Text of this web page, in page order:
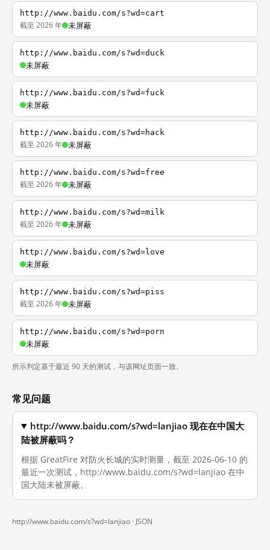
http://www.baidu.com/s?wd=cart
截至 2026 年 未屏蔽
http://www.baidu.com/s?wd=duck
未屏蔽
http://www.baidu.com/s?wd=fuck
未屏蔽
http://www.baidu.com/s?wd=hack
截至 2026 年 未屏蔽
http://www.baidu.com/s?wd=free
截至 2026 年 未屏蔽
http://www.baidu.com/s?wd=milk
截至 2026 年 未屏蔽
http://www.baidu.com/s?wd=love
未屏蔽
http://www.baidu.com/s?wd=piss
截至 2026 年 未屏蔽
http://www.baidu.com/s?wd=porn
未屏蔽
所示判定基于最近 90 天的测试，与该网址页面一致。
常见问题
http://www.baidu.com/s?wd=lanjiao 现在在中国大
陆被屏蔽吗？
根据 GreatFire 对防火长城的实时测量，截至 2026-06-10 的
最近一次测试，http://www.baidu.com/s?wd=lanjiao 在中
国大陆未被屏蔽。
http://www.baidu.com/s?wd=lanjiao · JSON